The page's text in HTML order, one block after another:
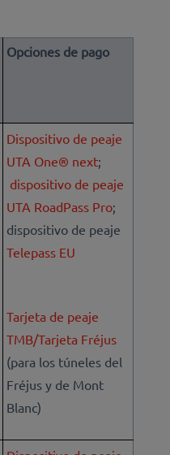
Opciones de pago
Dispositivo de peaje
UTA One® next;
dispositivo de peaje
UTA RoadPass Pro;
dispositivo de peaje
Telepass EU
Tarjeta de peaje
TMB/Tarjeta Fréjus
(para los túneles del
Fréjus y de Mont
Blanc)